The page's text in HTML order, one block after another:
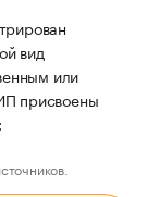
вид
или
присвоены